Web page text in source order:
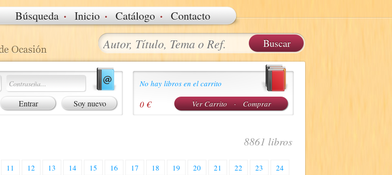
Búsqueda · Inicio · Catálogo · Contacto
Soy nuevo
No hay libros en el carrito
Ver Carrito · Comprar
0 €
8861 libros
11 12 13 14 15 16 17 18 19 20 21 22 23
24